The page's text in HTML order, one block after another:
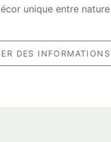
unique entre
DES INFORMATIONS